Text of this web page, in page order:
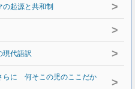
起源と共和制 >
>
現代語訳 >
らに 何そこの児のここだか
>